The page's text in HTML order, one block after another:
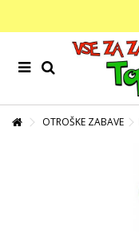
OTROŠKE ZABAVE